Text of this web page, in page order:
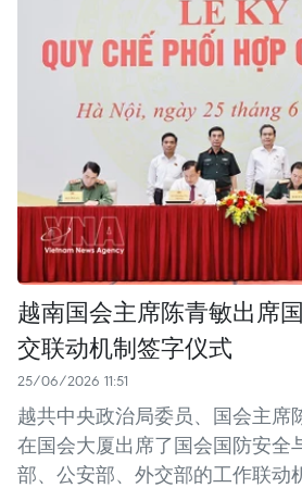
越南国会主席陈青敏出席
交联动机制签字仪式
25/06/2026 11:51
越共中央政治局委员、国会主席
在国会大厦出席了国会国防安全
部、公安部、外交部的工作联动